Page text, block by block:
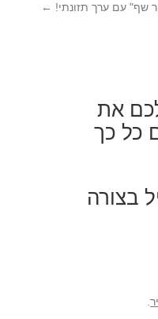
שף" עם ערך תזונתי! ←
את
כל כך
בצורה